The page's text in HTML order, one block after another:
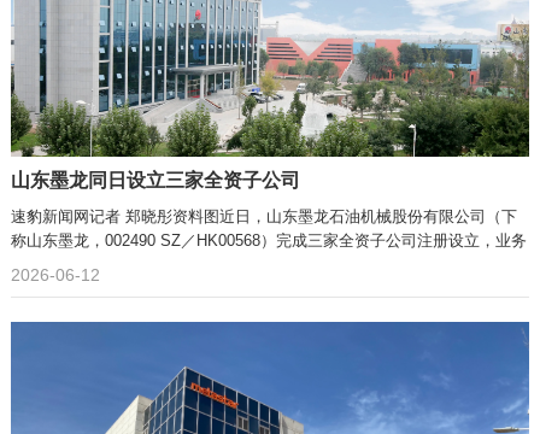
山东墨龙同日设立三家全资子公司
速豹新闻网记者 郑晓彤资料图近日，山东墨龙石油机械股份有限公司（下
称山东墨龙，002490 SZ／HK00568）完成三家全资子公司注册设立，业务
2026-06-12